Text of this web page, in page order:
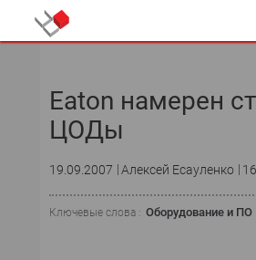
Eaton намерен
ЦОДы
19.09.2007 Алексей Есауленко
Ключевые слова : Оборудование и ПО